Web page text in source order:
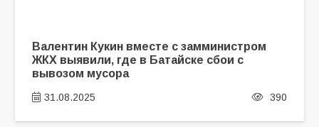
Валентин Кукин вместе с замминистром
ЖКХ выявили, где в Батайске сбои с
вывозом мусора
31.08.2025 390